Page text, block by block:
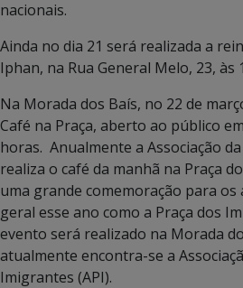
nacionais.
Ainda no dia 21 será realizada a
Iphan, na Rua General Melo, 23, às
Na Morada dos Baís, no 22 de
Café na Praça, aberto ao público
horas. Anualmente a Associação
realiza o café da manhã na Praça
uma grande comemoração para
geral esse ano como a Praça dos
evento será realizado na Morada
atualmente encontra-se a
Imigrantes (API).